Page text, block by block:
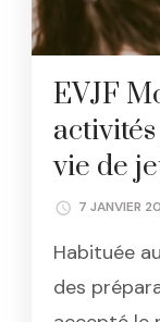
EVJF
vie de
7 JANVIER
Habituée
des